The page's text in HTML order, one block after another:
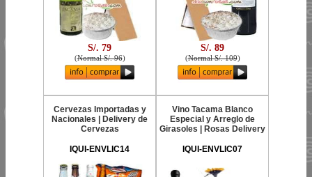
S/. 79
(Normal S/. 96)
S/. 89
(Normal S/. 109)
Cervezas Importadas y
Nacionales | Delivery de
Cervezas
IQUI-ENVLIC14
Vino Tacama Blanco
Especial y Arreglo de
Girasoles | Rosas Delivery
IQUI-ENVLIC07